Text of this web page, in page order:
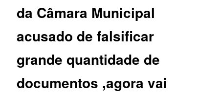
da Câmara Municipal
acusado de falsificar
grande quantidade de
documentos ,agora vai